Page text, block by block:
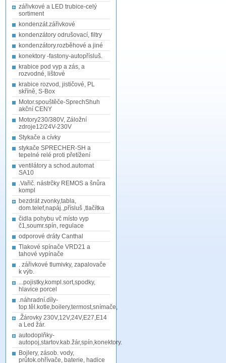
zářivkové a LED trubice-celý
sortiment
kondenzát.zářivkové
kondenzátory odrušovací, filtry
kondenzátory.rozběhové a jiné
konektory -fastony-autopřísluš.
krabice pod vyp a zás, a
rozvodné, lištové
krabice rozvod, jističové, PL
skříně, S-Box
Motor.spouštěče-SprechShuh
akční CENY
Motory230/380V, Záložní
zdroje12/24V-230V
Stykače a cívky
stykače SPRECHER-SH a
tepelné relé proti přetížení
ventilátory a schod.automat
SA10
.Vařič. nástrčky REMOS a šnůra
kompl
bezdrát zvonky,tabla,
dom.telef,napáj.,přísluš ,tlačítka
čidla pohybu vč místo vyp
č1,soumr.spín, regulace
odporové dráty Canthal
Tlakové spínače VRD21 a
tahové vypínače
. zářivkové tlumivky, zapalovače
k výb.
...pojistky,kompl.sort,spodky,
hlavice porcel
.náhradní.díly-
top.těl.kotle,boilery,termost,snímače,
.Žárovky 230V,12V,24V,E27,E14
a Led žár.
autodoplňky-
autopoj,startov.kab.žár,spín,konektory.
Bojlery, zásob. vody,
průtok.ohřívače, baterie, hadice